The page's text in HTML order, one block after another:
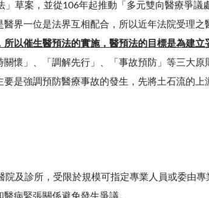
」草案，並從106年起推動「多元雙向醫療爭議
界一位是法界互相配合，所以近年法院受理之
以催生醫預法的實施，醫預法的目標是為建
關懷」、「調解先行」、「事故預防」等三大原
是強調預防醫療事故的發生，先將土石流的
院及診所，受限於規模可指定專業人員或委由